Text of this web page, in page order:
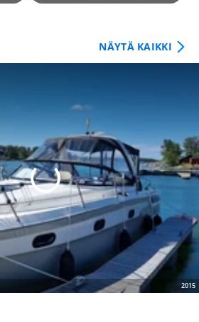
NÄYTÄ KAIKKI
2015